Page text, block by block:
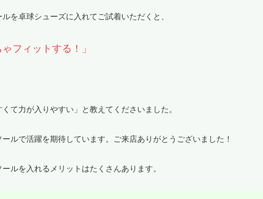
を卓球シューズに入れてご試着いただくと、
フィットする！」
て力が入りやすい」と教えてくださいました。
ルで活躍を期待しています。ご来店ありがとうございました！
ルを入れるメリットはたくさんあります。